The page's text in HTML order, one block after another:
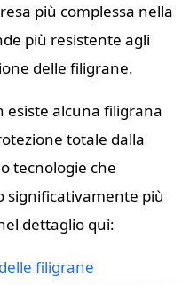
più complessa nella
più resistente agli
delle filigrane.
alcuna filigrana
totale dalla
tecnologie che
significativamente più
dettaglio qui:
filigrane